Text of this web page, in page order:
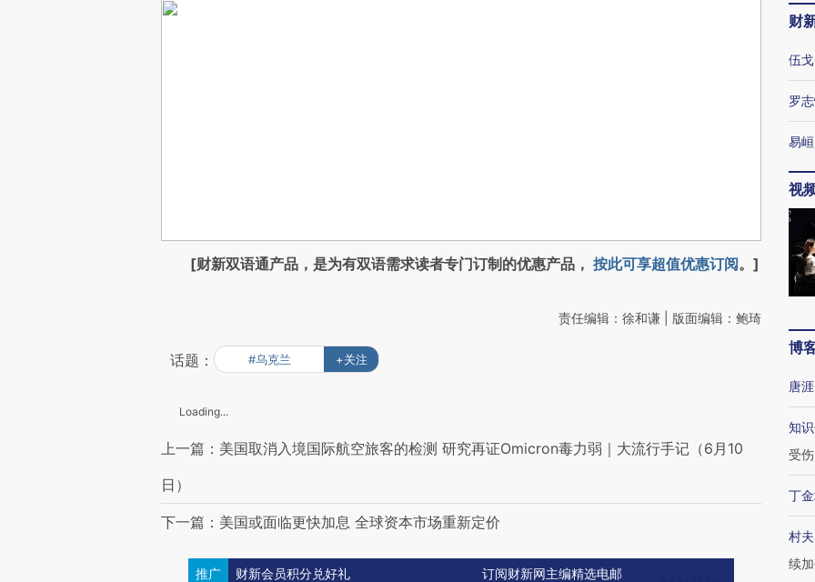
[财新双语通产品，是为有双语需求读者专门订制的优惠产品， 按此可享超值优惠订阅。]
责任编辑：徐和谦 | 版面编辑：鲍琦
话题： #乌克兰 +关注
Loading...
上一篇：美国取消入境国际航空旅客的检测 研究再证Omicron毒力弱｜大流行手记（6月10
日）
下一篇：美国或面临更快加息 全球资本市场重新定价
推广 财新会员积分兑好礼 订阅财新网主编精选电邮
财
伍戈
罗
易峘
视
博
唐涯
知
受伤
丁
村
续